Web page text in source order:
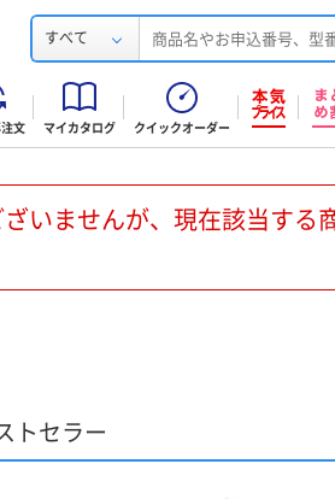
すべて
文 マイカタログ クイックオーダー
いませんが、現在該当する
トセラー